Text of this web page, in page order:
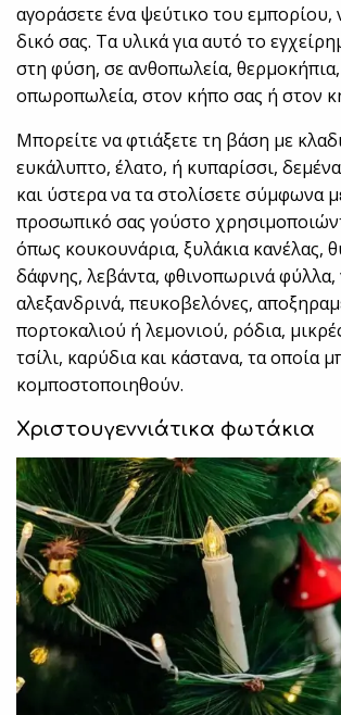
αγοράσετε ένα ψεύτικο του εμπορίου,
δικό σας. Τα υλικά για αυτό το
στη φύση, σε ανθοπωλεία,
οπωροπωλεία, στον κήπο σας ή στον
Μπορείτε να φτιάξετε τη βάση με
ευκάλυπτο, έλατο, ή κυπαρίσσι,
και ύστερα να τα στολίσετε σύμφωνα
προσωπικό σας γούστο
όπως κουκουνάρια, ξυλάκια κανέλας,
δάφνης, λεβάντα, φθινοπωρινά φύλλα,
αλεξανδρινά, πευκοβελόνες,
πορτοκαλιού ή λεμονιού, ρόδια,
τσίλι, καρύδια και κάστανα, τα οποία
κομποστοποιηθούν.
Χριστουγεννιάτικα φωτάκια